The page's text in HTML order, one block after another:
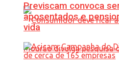
Previscam convoca
aposentados e
vida